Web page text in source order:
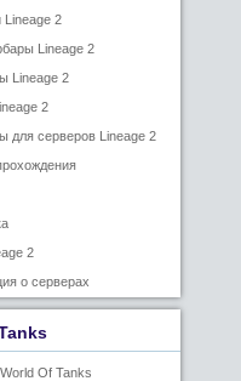
2
Lineage 2
Lineage 2
2
для серверов Lineage 2
2
о серверах
Of Tanks